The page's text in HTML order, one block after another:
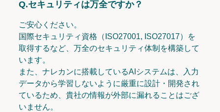
Q.セキュリティは万全ですか？
ご安心ください。
国際セキュリティ資格（ISO27001, ISO27017）を
取得するなど、万全のセキュリティ体制を構築して
います。
また、ナレカンに搭載しているAIシステムは、入力
データから学習しないように厳重に設計・開発され
ているため、貴社の情報が外部に漏れることはござ
いません。